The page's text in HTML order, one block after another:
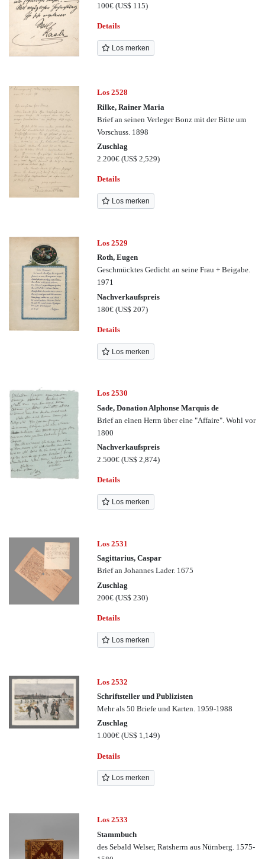
100€(US$ 115)
Details
Los merken
Los 2528
Rilke, Rainer Maria
Brief an seinen Verleger Bonz mit der Bitte um
Vorschuss. 1898
Zuschlag
2.200€(US$ 2,529)
Details
Los merken
Los 2529
Roth, Eugen
Geschmücktes Gedicht an seine Frau + Beigabe.
1971
Nachverkaufspreis
180€(US$ 207)
Details
Los merken
Los 2530
Sade, Donation Alphonse Marquis de
Brief an einen Herrn über eine "Affaire". Wohl vor
1800
Nachverkaufspreis
2.500€(US$ 2,874)
Details
Los merken
Los 2531
Sagittarius, Caspar
Brief an Johannes Lader. 1675
Zuschlag
200€(US$ 230)
Details
Los merken
Los 2532
Schriftsteller und Publizisten
Mehr als 50 Briefe und Karten. 1959-1988
Zuschlag
1.000€(US$ 1,149)
Details
Los merken
Los 2533
Stammbuch
des Sebald Welser, Ratsherrn aus Nürnberg. 1575-